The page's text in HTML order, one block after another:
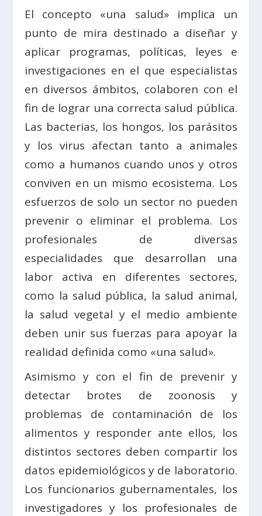
El concepto «una salud» implica un
punto de mira destinado a diseñar y
aplicar programas, políticas, leyes e
investigaciones en el que especialistas
en diversos ámbitos, colaboren con el
fin de lograr una correcta salud pública.
Las bacterias, los hongos, los parásitos
y los virus afectan tanto a animales
como a humanos cuando unos y otros
conviven en un mismo ecosistema. Los
esfuerzos de solo un sector no pueden
prevenir o eliminar el problema. Los
profesionales de diversas
especialidades que desarrollan una
labor activa en diferentes sectores,
como la salud pública, la salud animal,
la salud vegetal y el medio ambiente
deben unir sus fuerzas para apoyar la
realidad definida como «una salud».
Asimismo y con el fin de prevenir y
detectar brotes de zoonosis y
problemas de contaminación de los
alimentos y responder ante ellos, los
distintos sectores deben compartir los
datos epidemiológicos y de laboratorio.
Los funcionarios gubernamentales, los
investigadores y los profesionales de